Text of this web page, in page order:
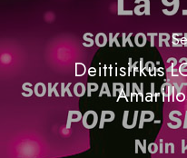
Deittisirkus